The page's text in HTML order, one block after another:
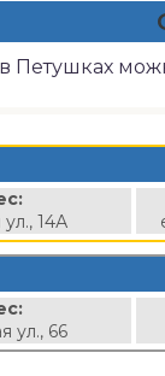
в Петушках
14А
ул., 66